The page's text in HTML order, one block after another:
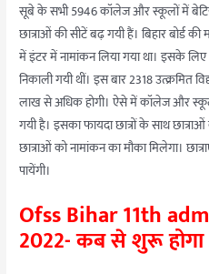
सूबे के सभी 5946 कॉलेज और स्कूलों में
छात्राओं की सीटें बढ़ गयी हैं। बिहार बोर्ड
में इंटर में नामांकन लिया गया था। इसके
निकाली गयी थीं। इस बार 2318 उत्क्रमित
लाख से अधिक होगी। ऐसे में कॉलेज और
गयी है। इसका फायदा छात्रों के साथ
छात्राओं को नामांकन का मौका मिलेगा।
पायेंगी।
Ofss Bihar 11th
2022- कब से शुरू